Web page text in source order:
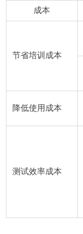
成本
节省培训成本
降低使用成本
测试效率成本